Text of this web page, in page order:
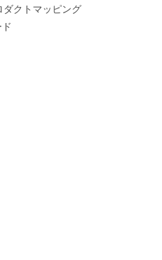
クトマッピング